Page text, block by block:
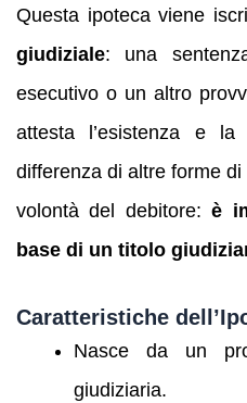
Questa ipoteca viene
giudiziale: una
esecutivo o un altro
attesta l’esistenza e
differenza di altre forme
volontà del debitore:è
base di un titolo
Caratteristiche
Nasce da un
giudiziaria.